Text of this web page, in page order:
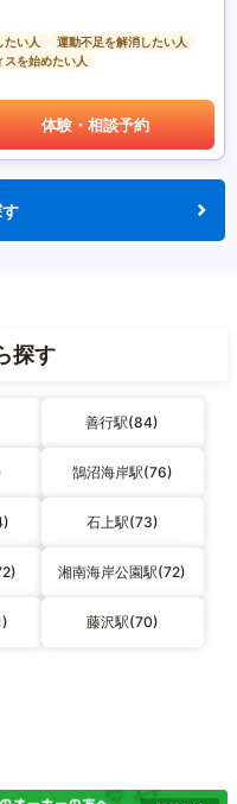
たい人
運動不足を解消したい人
スを始めたい人
体験・相談予約
探す
善行駅(84)
鵠沼海岸駅(76)
石上駅(73)
湘南海岸公園駅(72)
藤沢駅(70)